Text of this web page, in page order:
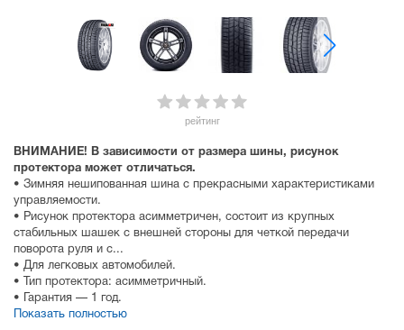
рейтинг
ВНИМАНИЕ! В зависимости от размера шины, рисунок
протектора может отличаться.
• Зимняя нешипованная шина с прекрасными характеристиками
управляемости.
• Рисунок протектора асимметричен, состоит из крупных
стабильных шашек с внешней стороны для четкой передачи
поворота руля и с...
• Для легковых автомобилей.
• Тип протектора: асимметричный.
• Гарантия — 1 год.
Показать полностью